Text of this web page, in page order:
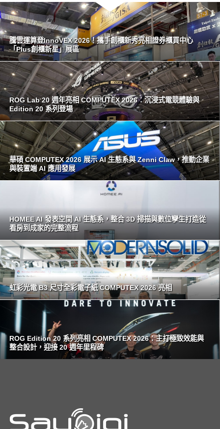
騰雲運算登InnoVEX 2026！攜手創櫃新秀亮相證券櫃買中心
「Plus創櫃新星」展區
ROG Lab 20 週年亮相 COMPUTEX 2026：沉浸式電競體驗與
Edition 20 系列登場
華碩 COMPUTEX 2026 展示 AI 生態系與 Zenni Claw，推動企業
與裝置端 AI 應用發展
HOMEE AI 發表空間 AI 生態系，整合 3D 掃描與數位孿生打造從
看房到成家的完整流程
虹彩光電 B3 尺寸全彩電子紙 COMPUTEX 2026 亮相
ROG Edition 20 系列亮相 COMPUTEX 2026：主打極致效能與
整合設計，迎接 20 週年里程碑